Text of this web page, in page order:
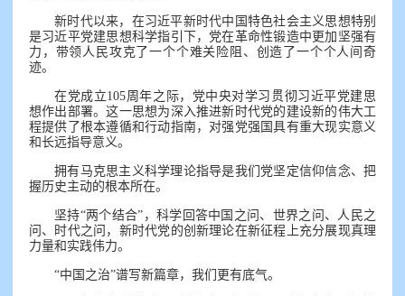
新时代以来，在习近平新时代中国特色社会主义思想特别
是习近平党建思想科学指引下，党在革命性锻造中更加坚强有
力，带领人民攻克了一个个难关险阻、创造了一个个人间奇
迹。
在党成立105周年之际，党中央对学习贯彻习近平党建思
想作出部署。这一思想为深入推进新时代党的建设新的伟大工
程提供了根本遵循和行动指南，对强党强国具有重大现实意义
和长远指导意义。
拥有马克思主义科学理论指导是我们党坚定信仰信念、把
握历史主动的根本所在。
坚持“两个结合”，科学回答中国之问、世界之问、人民之
问、时代之问，新时代党的创新理论在新征程上充分展现真理
力量和实践伟力。
“中国之治”谱写新篇章，我们更有底气。